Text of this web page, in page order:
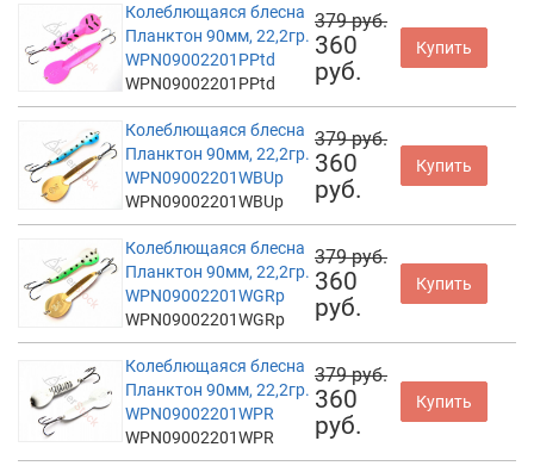
Колеблющаяся блесна
Планктон 90мм, 22,2гр.
WPN09002201PPtd
WPN09002201PPtd
379 руб.
360
руб.
Купить
Колеблющаяся блесна
Планктон 90мм, 22,2гр.
WPN09002201WBUp
WPN09002201WBUp
379 руб.
360
руб.
Купить
Колеблющаяся блесна
Планктон 90мм, 22,2гр.
WPN09002201WGRp
WPN09002201WGRp
379 руб.
360
руб.
Купить
Колеблющаяся блесна
Планктон 90мм, 22,2гр.
WPN09002201WPR
WPN09002201WPR
379 руб.
360
руб.
Купить